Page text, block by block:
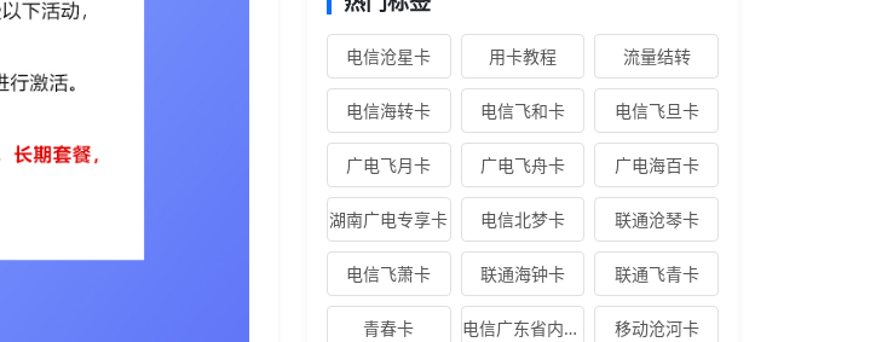
电信沧星卡 用卡教程 流量结转
电信海转卡 电信飞和卡 电信飞旦卡
广电飞月卡 广电飞舟卡 广电海百卡
湖南广电专享卡 电信北梦卡 联通沧琴卡
电信飞萧卡 联通海钟卡 联通飞青卡
青春卡 电信广东省内专享卡 移动沧河卡